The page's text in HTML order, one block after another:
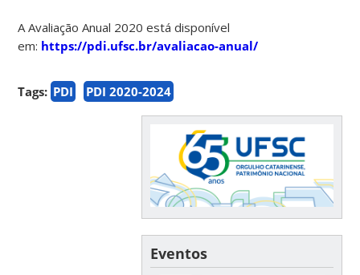
A Avaliação Anual 2020 está disponível
em: https://pdi.ufsc.br/avaliacao-anual/
Tags: PDI PDI 2020-2024
Eventos